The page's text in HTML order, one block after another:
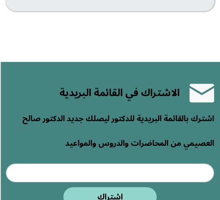
الاشتراك في القائمة البريدية
اشترك بالقائمة البريدية للدكتور ليصلك جديد الدكتور صالح
العصيمي من المحاضرات والدروس والمواعيد